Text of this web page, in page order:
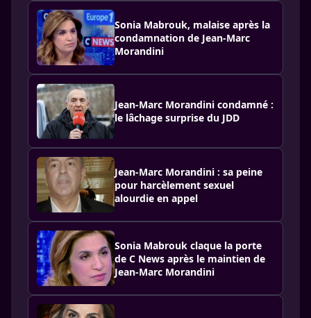
Sonia Mabrouk, malaise après la
condamnation de Jean-Marc
Morandini
Jean-Marc Morandini condamné :
le lâchage surprise du JDD
Jean-Marc Morandini : sa peine
pour harcèlement sexuel
alourdie en appel
Sonia Mabrouk claque la porte
de C News après le maintien de
Jean-Marc Morandini